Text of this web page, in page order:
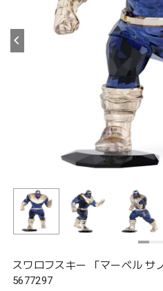
スワロフスキー 「マーベル サ
5677297